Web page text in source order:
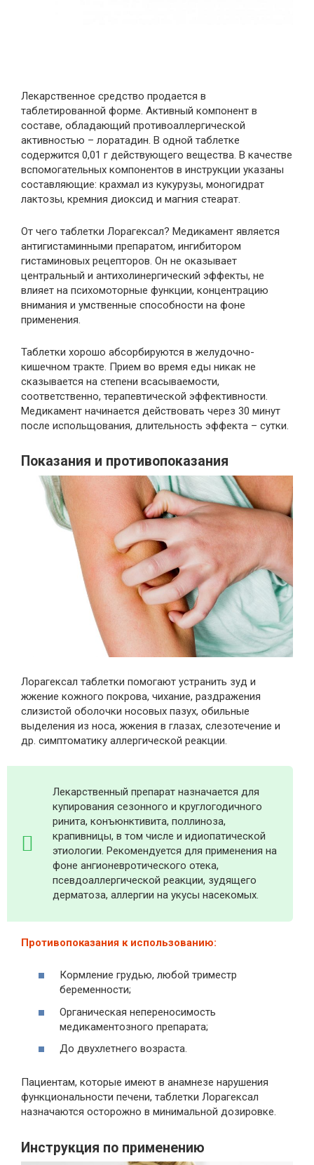
Лекарственное средство продается в
таблетированной форме. Активный компонент в
составе, обладающий противоаллергической
активностью – лоратадин. В одной таблетке
содержится 0,01 г действующего вещества. В качестве
вспомогательных компонентов в инструкции указаны
составляющие: крахмал из кукурузы, моногидрат
лактозы, кремния диоксид и магния стеарат.
От чего таблетки Лорагексал? Медикамент является
антигистаминными препаратом, ингибитором
гистаминовых рецепторов. Он не оказывает
центральный и антихолинергический эффекты, не
влияет на психомоторные функции, концентрацию
внимания и умственные способности на фоне
применения.
Таблетки хорошо абсорбируются в желудочно-
кишечном тракте. Прием во время еды никак не
сказывается на степени всасываемости,
соответственно, терапевтической эффективности.
Медикамент начинается действовать через 30 минут
после испольщования, длительность эффекта – сутки.
Показания и противопоказания
Лорагексал таблетки помогают устранить зуд и
жжение кожного покрова, чихание, раздражения
слизистой оболочки носовых пазух, обильные
выделения из носа, жжения в глазах, слезотечение и
др. симптоматику аллергической реакции.
Лекарственный препарат назначается для
купирования сезонного и круглогодичного
ринита, конъюнктивита, поллиноза,
крапивницы, в том числе и идиопатической
этиологии. Рекомендуется для применения на
фоне ангионевротического отека,
псевдоаллергической реакции, зудящего
дерматоза, аллергии на укусы насекомых.
Противопоказания к использованию:
Кормление грудью, любой триместр
беременности;
Органическая непереносимость
медикаментозного препарата;
До двухлетнего возраста.
Пациентам, которые имеют в анамнезе нарушения
функциональности печени, таблетки Лорагексал
назначаются осторожно в минимальной дозировке.
Инструкция по применению